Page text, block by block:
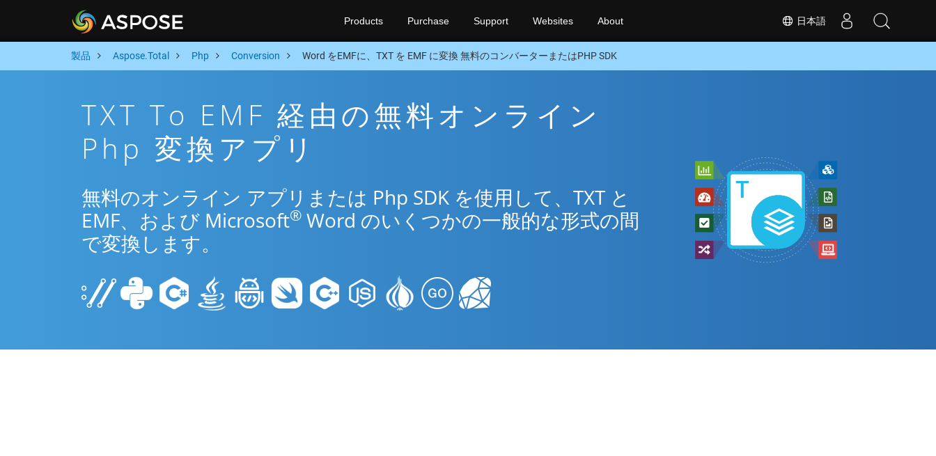
日本語
Products Purchase Support Websites About
製品 Aspose.Total Php Conversion Word をEMFに、TXT を EMF に変換 無料のコンバーターまたはPHP SDK
TXT To EMF 経由の無料オンライン
Php 変換アプリ
無料のオンライン アプリまたは Php SDK を使用して、TXT と
EMF、および Microsoft® Word のいくつかの一般的な形式の間
で変換します。